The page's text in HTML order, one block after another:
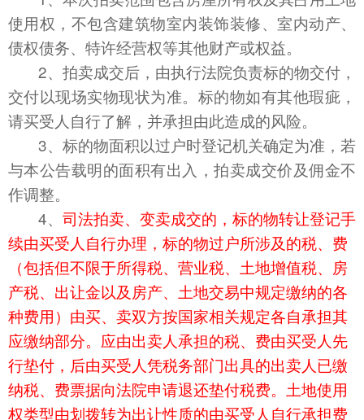
使用权 ，不包含建筑物室内装饰装修、室内动产、
债权债务、特许经营权等其他财产或权益。
2、拍卖成交后，由执行法院负责标的物交付，
交付以现场实物现状为准。标的物如有其他瑕疵，
请买受人自行了解，并承担由此造成的风险。
3、标的物面积以过户时登记机关确定为准，若
与本公告载明的面积有出入，拍卖成交价及佣金不
作调整。
4、 司法拍卖、变卖成交的，标的物转让登记手
续由买受人自行办理，标的物过户所涉及的税、费
（包括但不限于所得税、营业税、土地增值税、房
产税、出让金以及房产、土地交易中规定缴纳的各
种费用）由买、卖双方按国家相关规定各自承担其
应缴纳部分。应由出卖人承担的税、费由买受人先
行垫付，后由买受人凭税务部门出具的出卖人已缴
纳税、费票据向法院申请退还垫付税费。土地使用
权类型由划拨转为出让性质的由买受人自行承担费